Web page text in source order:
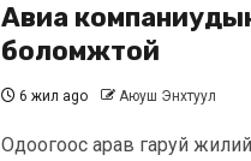
Авиа компаниудын
боломжтой
6 жил ago Аюуш Энхтуул
Одоогоос арав гаруй